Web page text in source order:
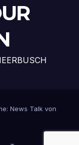
News Talk von